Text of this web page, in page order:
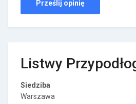
Listwy
Siedziba
Warszawa